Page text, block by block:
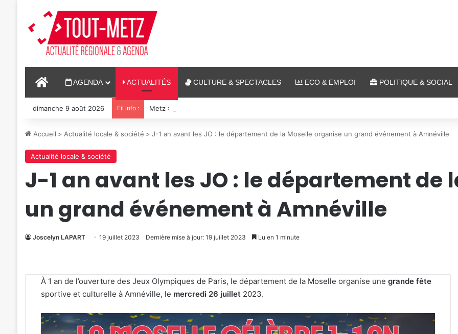
ACCUEILAGENDA ACTUALITÉS CULTURE & SPECTACLES ECO & EMPLOI POLITIQUE & SOCIAL
dimanche 9 août 2026 Fil info : Metz : J-1 avant le cinéma plein air au Plan d’Eau
Accueil > Actualité locale & société > J-1 an avant les JO : le département de la Moselle organise un grand événement à Amnéville
Actualité locale & société
J-1 an avant les JO : le département de
un grand événement à Amnéville
Joscelyn LAPART 19 juillet 2023 Dernière mise à jour: 19 juillet 2023 Lu en 1 minute
À 1 an de l’ouverture des Jeux Olympiques de Paris, le département de la Moselle organise une grande fête
sportive et culturelle à Amnéville, le mercredi 26 juillet2023.